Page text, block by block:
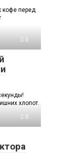
кофе перед
0
хлопот.
0